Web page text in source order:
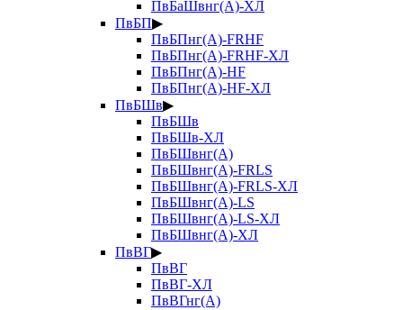
ПвБаШвнг(А)-ХЛ
ПвБП▶
ПвБПнг(А)-FRHF
ПвБПнг(А)-FRHF-ХЛ
ПвБПнг(А)-HF
ПвБПнг(А)-HF-ХЛ
ПвБШв▶
ПвБШв
ПвБШв-ХЛ
ПвБШвнг(А)
ПвБШвнг(А)-FRLS
ПвБШвнг(А)-FRLS-ХЛ
ПвБШвнг(А)-LS
ПвБШвнг(А)-LS-ХЛ
ПвБШвнг(А)-ХЛ
ПвВГ▶
ПвВГ
ПвВГ-ХЛ
ПвВГнг(А)